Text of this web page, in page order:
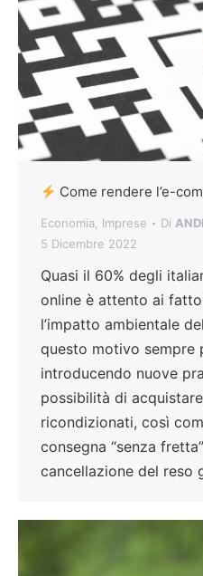
Come rendere l’e-
Economia Imprese Di
5 Dicembre 2022
Quasi il 60% degli
online è attento ai
l’impatto ambientale
questo motivo sempre
introducendo nuove
possibilità di
ricondizionati, così
consegna “senza
cancellazione del reso